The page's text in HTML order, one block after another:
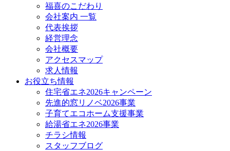
福喜のこだわり
会社案内 一覧
代表挨拶
経営理念
会社概要
アクセスマップ
求人情報
お役立ち情報
住宅省エネ2026キャンペーン
先進的窓リノベ2026事業
子育てエコホーム支援事業
給湯省エネ2026事業
チラシ情報
スタッフブログ